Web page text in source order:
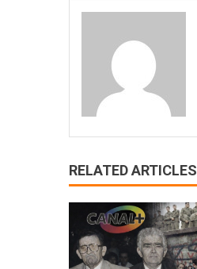
RELATED ARTICLES